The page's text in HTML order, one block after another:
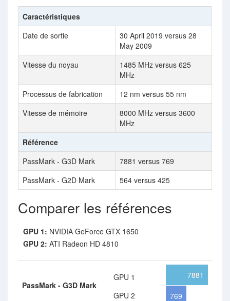
Caractéristiques
Date de sortie
30 April 2019 versus 28
May 2009
Vitesse du noyau
1485 MHz versus 625
MHz
Processus de fabrication
12 nm versus 55 nm
Vitesse de mémoire
8000 MHz versus 3600
MHz
Référence
PassMark - G3D Mark
7881 versus 769
PassMark - G2D Mark
564 versus 425
Comparer les références
GPU 1: NVIDIA GeForce GTX 1650
GPU 2: ATI Radeon HD 4810
PassMark - G3D Mark
GPU 1
GPU 2
7881
769